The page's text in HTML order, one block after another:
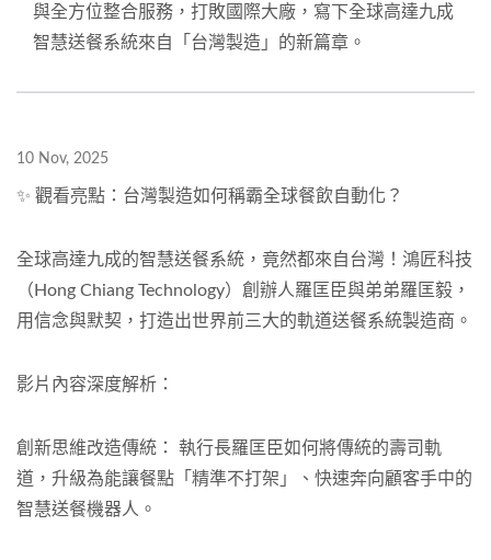
與全方位整合服務，打敗國際大廠，寫下全球高達九成
智慧送餐系統來自「台灣製造」的新篇章。
10 Nov, 2025
✨ 觀看亮點：台灣製造如何稱霸全球餐飲自動化？
全球高達九成的智慧送餐系統，竟然都來自台灣！鴻匠科技
（Hong Chiang Technology）創辦人羅匡臣與弟弟羅匡毅，
用信念與默契，打造出世界前三大的軌道送餐系統製造商。
影片內容深度解析：
創新思維改造傳統： 執行長羅匡臣如何將傳統的壽司軌
道，升級為能讓餐點「精準不打架」、快速奔向顧客手中的
智慧送餐機器人。